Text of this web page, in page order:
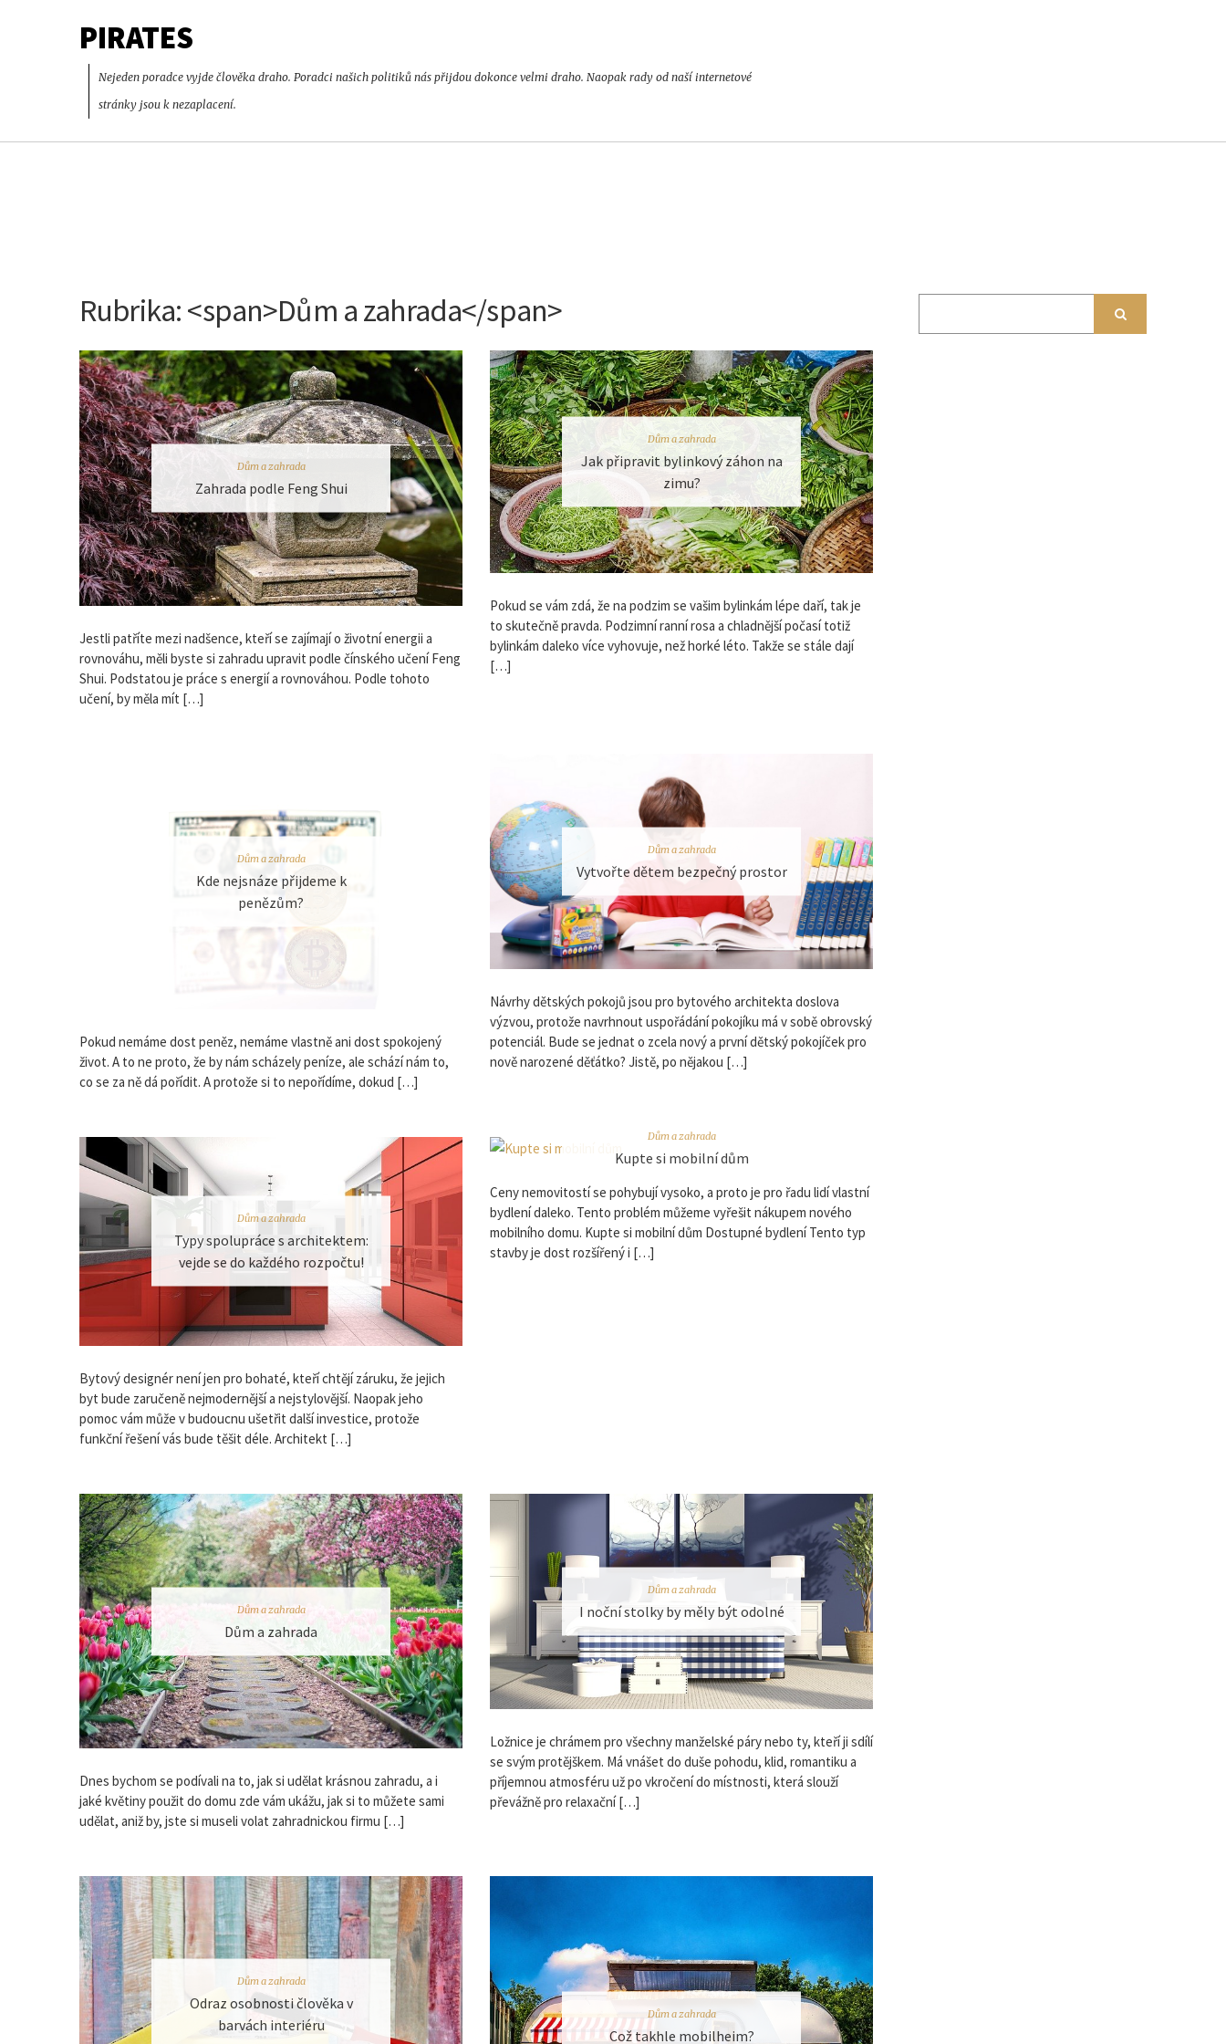
PIRATES
Nejeden poradce vyjde člověka draho. Poradci našich politiků nás přijdou dokonce velmi draho. Naopak rady od naší internetové
stránky jsou k nezaplacení.
Rubrika: <span>Dům a zahrada</span>
Dům a zahrada
Zahrada podle Feng Shui
Jestli patříte mezi nadšence, kteří se zajímají o životní energii a
rovnováhu, měli byste si zahradu upravit podle čínského učení Feng
Shui. Podstatou je práce s energií a rovnováhou. Podle tohoto
učení, by měla mít […]
Dům a zahrada
Jak připravit bylinkový záhon na
zimu?
Pokud se vám zdá, že na podzim se vašim bylinkám lépe daří, tak je
to skutečně pravda. Podzimní ranní rosa a chladnější počasí totiž
bylinkám daleko více vyhovuje, než horké léto. Takže se stále dají
[…]
Dům a zahrada
Kde nejsnáze přijdeme k
penězům?
Pokud nemáme dost peněz, nemáme vlastně ani dost spokojený
život. A to ne proto, že by nám scházely peníze, ale schází nám to,
co se za ně dá pořídit. A protože si to nepořídíme, dokud […]
Dům a zahrada
Vytvořte dětem bezpečný prostor
Návrhy dětských pokojů jsou pro bytového architekta doslova
výzvou, protože navrhnout uspořádání pokojíku má v sobě obrovský
potenciál. Bude se jednat o zcela nový a první dětský pokojíček pro
nově narozené děťátko? Jistě, po nějakou […]
Dům a zahrada
Typy spolupráce s architektem:
vejde se do každého rozpočtu!
Bytový designér není jen pro bohaté, kteří chtějí záruku, že jejich
byt bude zaručeně nejmodernější a nejstylovější. Naopak jeho
pomoc vám může v budoucnu ušetřit další investice, protože
funkční řešení vás bude těšit déle. Architekt […]
Dům a zahrada
Kupte si mobilní dům
Ceny nemovitostí se pohybují vysoko, a proto je pro řadu lidí vlastní
bydlení daleko. Tento problém můžeme vyřešit nákupem nového
mobilního domu. Kupte si mobilní dům Dostupné bydlení Tento typ
stavby je dost rozšířený i […]
Dům a zahrada
Dům a zahrada
Dnes bychom se podívali na to, jak si udělat krásnou zahradu, a i
jaké květiny použit do domu zde vám ukážu, jak si to můžete sami
udělat, aniž by, jste si museli volat zahradnickou firmu […]
Dům a zahrada
I noční stolky by měly být odolné
Ložnice je chrámem pro všechny manželské páry nebo ty, kteří ji sdílí
se svým protějškem. Má vnášet do duše pohodu, klid, romantiku a
příjemnou atmosféru už po vkročení do místnosti, která slouží
převážně pro relaxační […]
Dům a zahrada
Odraz osobnosti člověka v
barvách interiéru
Dům a zahrada
Což takhle mobilheim?